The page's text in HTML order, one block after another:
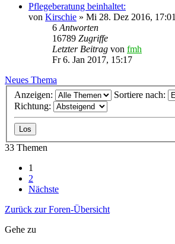
Pflegeberatung beinhaltet:
von Kirschie » Mi 28. Dez 2016, 17:01
6 Antworten
16789 Zugriffe
Letzter Beitrag von fmh
Fr 6. Jan 2017, 15:17
Neues Thema
Anzeigen:
Sortiere nach:
Richtung:
33 Themen
1
2
Nächste
Zurück zur Foren-Übersicht
Gehe zu